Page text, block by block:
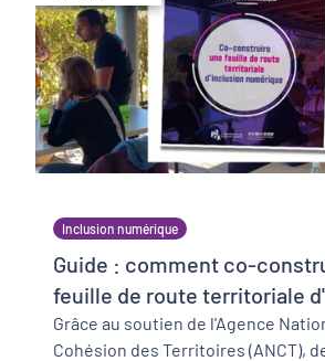
Inclusion numérique
Guide : comment co-
feuille de route territoriale
numérique ?
Grâce au soutien de l'Agence
Cohésion des Territoires (ANCT),